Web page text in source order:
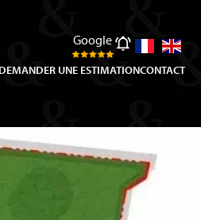
Google
DEMANDER UNE ESTIMATIONCONTACT